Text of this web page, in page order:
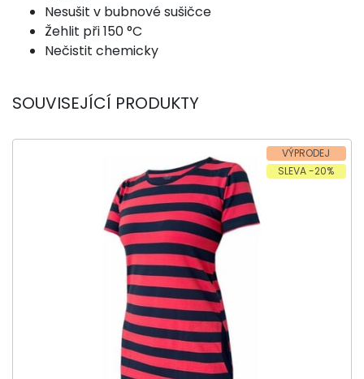
Nesušit v bubnové sušičce
Žehlit při 150 °C
Nečistit chemicky
SOUVISEJÍCÍ PRODUKTY
VÝPRODEJ
SLEVA -20%